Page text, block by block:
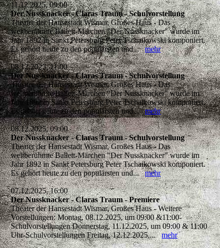
11.12.2025, 09:00
Der Nussknacker - Claras Traum - Schulvorstellung
Theater der Hansestadt Wismar, Großes Haus - Das
weltberühmte Ballett-Märchen "Der Nussknacker" wurde im
Jahr 1892 in Sankt Petersburg Peter Tschaikowski komponiert.
Es gehört heute zu den populärsten und...mehr
08.12.2025, 11:00
Der Nussknacker - Claras Traum - Schulvorstellung
Theater der Hansestadt Wismar, Großes Haus - Das
weltberühmte Ballett-Märchen "Der Nussknacker" wurde im
Jahr 1892 in Sankt Petersburg Peter Tschaikowski komponiert.
Es gehört heute zu den populärsten und...mehr
08.12.2025, 09:00
Der Nussknacker - Claras Traum - Schulvorstellung
Theater der Hansestadt Wismar, Großes Haus - Das
weltberühmte Ballett-Märchen "Der Nussknacker" wurde im
Jahr 1892 in Sankt Petersburg Peter Tschaikowski komponiert.
Es gehört heute zu den populärsten und...mehr
07.12.2025, 16:00
Der Nussknacker - Claras Traum - Premiere
Theater der Hansestadt Wismar, Großes Haus - Weitere
Vorstellungen: Montag, 08.12.2025, um 09:00 &11:00-
Schulvorstellungen Donnerstag, 11.12.2025, um 09:00 & 11:00
Uhr-Schulvorstellungen Freitag, 12.12.2025,...mehr